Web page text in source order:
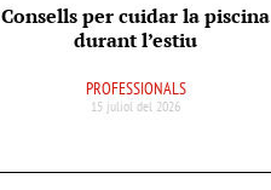
Consells per cuidar la piscina
durant l’estiu
PROFESSIONALS
15 juliol del 2026